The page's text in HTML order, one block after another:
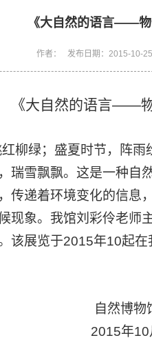
《大自然的语言——
作者： 发布日期：2015-10-
《大自然的语言——
柳绿；盛夏时节，阵雨
瑞雪飘飘。这是一种自
传递着环境变化的信息
现象。我馆刘彩伶老
该展览于2015年10起在
自然博物
2015年10